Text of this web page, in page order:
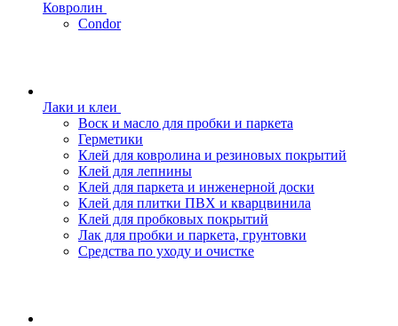
Ковролин
Condor
Лаки и клеи
Воск и масло для пробки и паркета
Герметики
Клей для ковролина и резиновых покрытий
Клей для лепнины
Клей для паркета и инженерной доски
Клей для плитки ПВХ и кварцвинила
Клей для пробковых покрытий
Лак для пробки и паркета, грунтовки
Средства по уходу и очистке